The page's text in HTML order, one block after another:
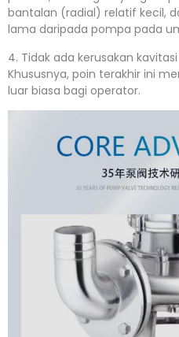
bantalan (radial) relatif kecil,
lama daripada pompa pada
4. Tidak ada kerusakan
Khususnya, poin terakhir ini
luar biasa bagi operator.